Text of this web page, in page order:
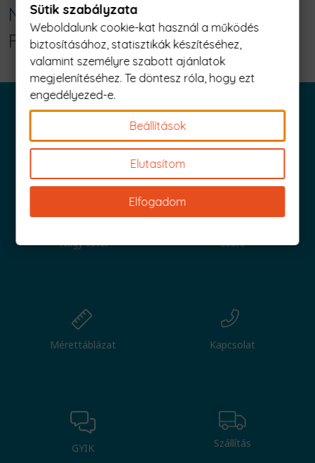
Nincs találat erre: "apák csinálnák
Férfi Póló"
Iratkozz fel és küldjük is az 1000 Ft értékű kuponod!
Nagy tétel Csere
Mérettáblázat Kapcsolat
GYIK Szállítás
Sütik szabályzata
Weboldalunk cookie-kat használ a működés
biztosításához, statisztikák készítéséhez,
valamint személyre szabott ajánlatok
megjelenítéséhez. Te döntesz róla, hogy ezt
engedélyezed-e.
Beállítások
Elutasítom
Elfogadom